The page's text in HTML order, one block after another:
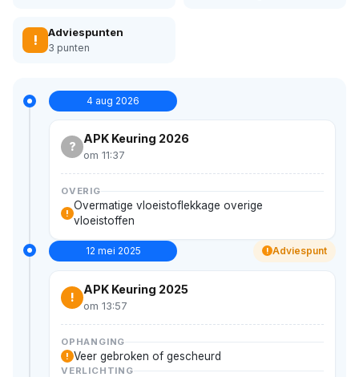
! Adviespunten
3 punten
4 aug 2026
?
APK Keuring 2026
om 11:37
OVERIG
!
Overmatige vloeistoflekkage overige
vloeistoffen
12 mei 2025 ! Adviespunt
!
APK Keuring 2025
om 13:57
OPHANGING
! Veer gebroken of gescheurd
VERLICHTING